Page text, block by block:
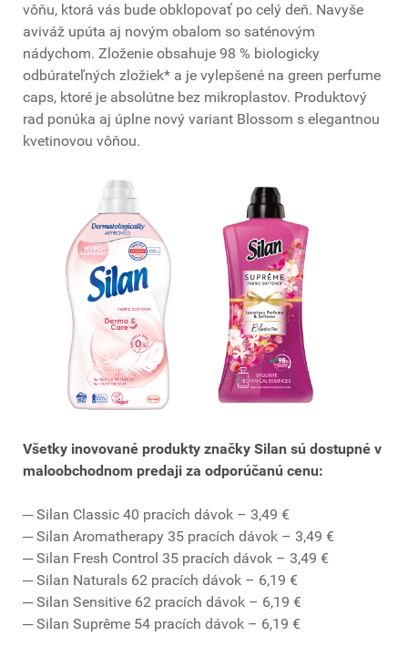
vôňu, ktorá vás bude obklopovať po celý deň. Navyše
aviváž upúta aj novým obalom so saténovým
nádychom. Zloženie obsahuje 98 % biologicky
odbúrateľných zložiek* a je vylepšené na green perfume
caps, ktoré je absolútne bez mikroplastov. Produktový
rad ponúka aj úplne nový variant Blossom s elegantnou
kvetinovou vôňou.
Všetky inovované produkty značky Silan sú dostupné v
maloobchodnom predaji za odporúčanú cenu:
─ Silan Classic 40 pracích dávok – 3,49 €
─ Silan Aromatherapy 35 pracích dávok – 3,49 €
─ Silan Fresh Control 35 pracích dávok – 3,49 €
─ Silan Naturals 62 pracích dávok – 6,19 €
─ Silan Sensitive 62 pracích dávok – 6,19 €
─ Silan Suprême 54 pracích dávok – 6,19 €